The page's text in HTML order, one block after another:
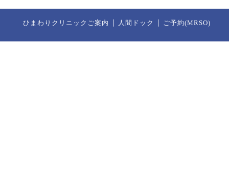
ひまわりクリニックご案内 人間ドック ご予約(MRSO)